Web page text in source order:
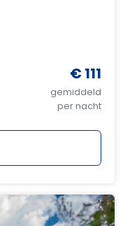
€ 111
gemiddeld
per nacht